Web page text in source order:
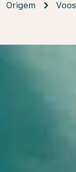
Origem Voos